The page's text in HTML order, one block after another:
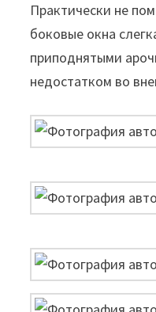
Практически не
боковые окна
приподнятыми
недостатком во